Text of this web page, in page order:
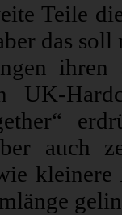
Teile
das
UK-
auch